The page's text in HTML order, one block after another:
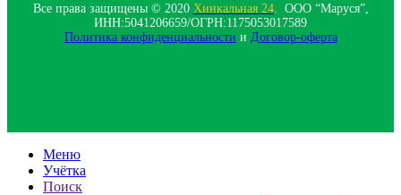
Все права защищены © 2020 Хинкальная 24. ООО “Маруся”,
ИНН:5041206659/ОГРН:1175053017589
Политика конфиденциальности‍ и Договор-оферта
Меню
Учётка
Поиск